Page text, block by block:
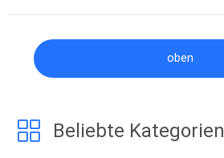
oben
Beliebte Kategorien